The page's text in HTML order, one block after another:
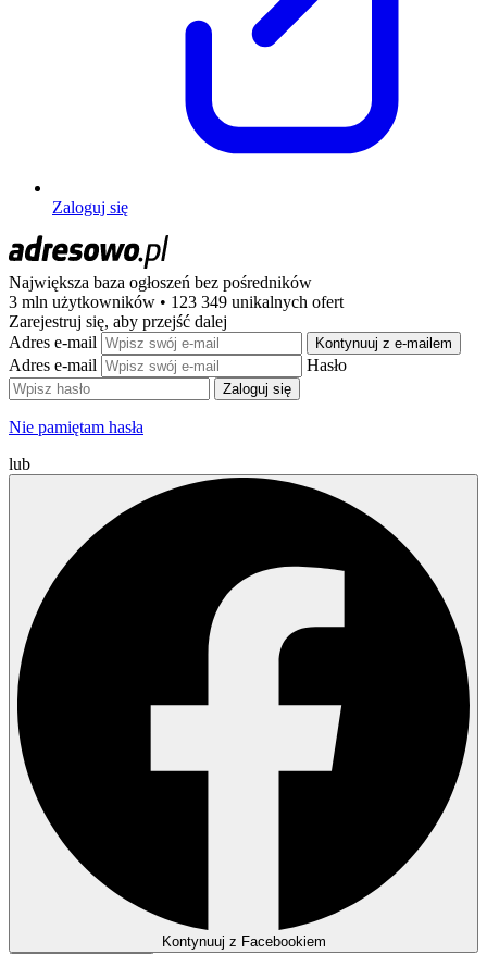
Zaloguj się
Największa baza ogłoszeń bez pośredników
3 mln użytkowników • 123 349 unikalnych ofert
Zarejestruj się, aby przejść dalej
Adres e-mail
Kontynuuj z e-mailem
Adres e-mail Hasło
Zaloguj się
Nie pamiętam hasła
lub
Kontynuuj z Facebookiem